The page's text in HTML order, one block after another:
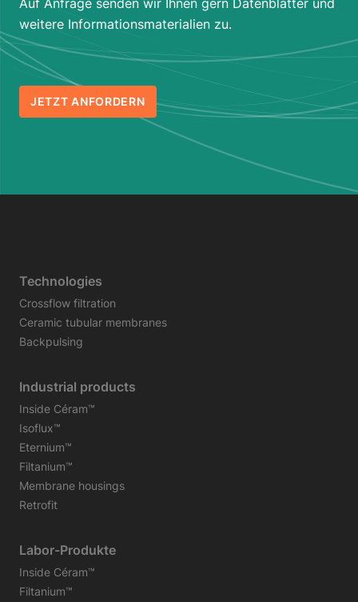
weitere Informationsmaterialien zu.
JETZT ANFORDERN
Technologies
Crossflow filtration
Ceramic tubular membranes
Backpulsing
Industrial products
Inside Céram™
Isoflux™
Eternium™
Filtanium™
Membrane housings
Retrofit
Labor-Produkte
Inside Céram™
Filtanium™